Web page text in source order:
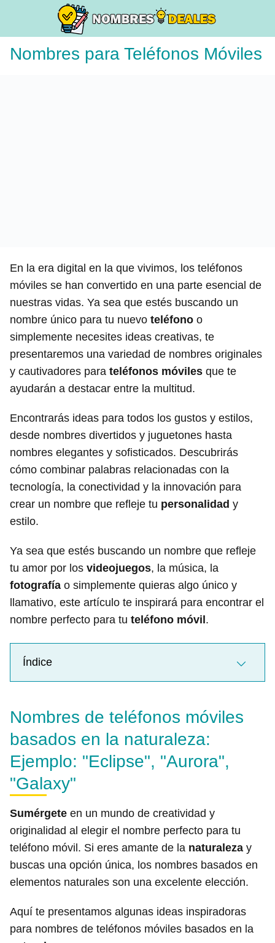
Nombres para Teléfonos Móviles
En la era digital en la que vivimos, los teléfonos
móviles se han convertido en una parte esencial de
nuestras vidas. Ya sea que estés buscando un
nombre único para tu nuevo teléfono o
simplemente necesites ideas creativas, te
presentaremos una variedad de nombres originales
y cautivadores para teléfonos móviles que te
ayudarán a destacar entre la multitud.
Encontrarás ideas para todos los gustos y estilos,
desde nombres divertidos y juguetones hasta
nombres elegantes y sofisticados. Descubrirás
cómo combinar palabras relacionadas con la
tecnología, la conectividad y la innovación para
crear un nombre que refleje tu personalidad y
estilo.
Ya sea que estés buscando un nombre que refleje
tu amor por los videojuegos, la música, la
fotografía o simplemente quieras algo único y
llamativo, este artículo te inspirará para encontrar el
nombre perfecto para tu teléfono móvil .
Índice
Nombres de teléfonos móviles
basados en la naturaleza:
Ejemplo: "Eclipse", "Aurora",
"Galaxy"
Sumérgete en un mundo de creatividad y
originalidad al elegir el nombre perfecto para tu
teléfono móvil. Si eres amante de la naturaleza y
buscas una opción única, los nombres basados en
elementos naturales son una excelente elección.
Aquí te presentamos algunas ideas inspiradoras
para nombres de teléfonos móviles basados en la